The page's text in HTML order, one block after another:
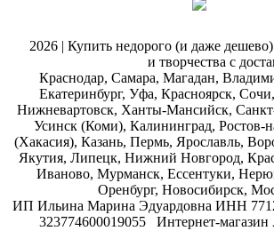
2026 | Купить недорого (и даже
и творчества с
Краснодар, Самара, Магадан,
Екатеринбург, Уфа, Красноярск,
Нижневартовск, Ханты-Мансийск,
Усинск (Коми), Калининград, Ростов-
(Хакасия), Казань, Пермь, Ярославль,
Якутия, Липецк, Нижний Новгород,
Иваново, Мурманск, Ессентуки,
Оренбург, Новосибирск,
ИП Ильина Марина Эдуардовна ИНН
323774600019055
Интернет-магазин